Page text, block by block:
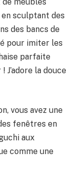
en sculptant des
des bancs de
pour imiter les
parfaite
J’adore la douce
vous avez une
fenêtres en
aux
comme une